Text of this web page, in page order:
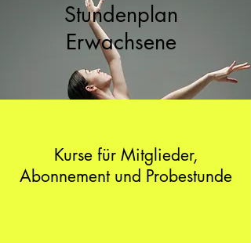
Stundenplan
Erwachsene
Kurse für Mitglieder,
Abonnement und Probestunde